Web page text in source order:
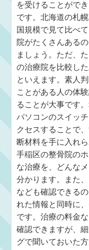
を受けることがで
です。北海道の札
国規模で見て比べ
院がたくさんある
ましょう。ただ、
の治療院を比較し
といえます。素人
ことがある人の体
ることが大事です
パソコンのスイッ
クセスすることで
断材料を手に入れ
手稲区の整骨院の
な治療を、どんな
分かります。また
なども確認できる
れた情報と同時に
です。治療の料金
確認できますが、
グで聞いておいた